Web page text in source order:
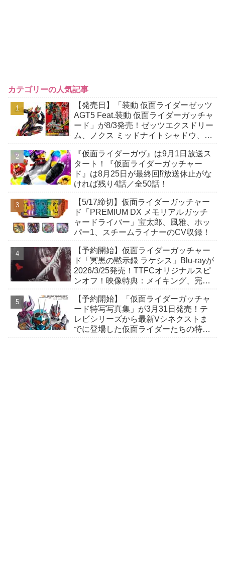
カテゴリーの人気記事
【発売日】「装動 仮面ライダーゼッツ
AGT5 Feat.装動 仮面ライダーガッチャ
ード」が8/3発売！ゼッツエクスドリー
ム、ノクス ミッドナイトシャドウ、ロ
『仮面ライダーガヴ』は9月1日放送ス
タート！『仮面ライダーガッチャー
ド』は8月25日が最終回⁉放送休止がな
ければ残り4話／全50話！
【5/17締切】仮面ライダーガッチャー
ド「PREMIUM DX メモリアルガッチ
ャードライバー」宝太郎、風雅、ホッ
パー1、スチームライナーのCV収録！
【予約開始】仮面ライダーガッチャー
ド「冥黒の黙示録 ラケシス」Blu-rayが
2026/3/25発売！TTFCオリジナルスピ
ンオフ！映像特典：メイキング、完成
【予約開始】「仮面ライダーガッチャ
ード特写写真集」が3月31日発売！テ
レビシリーズから最新Vシネクストま
でに登場した仮面ライダーたちの特写